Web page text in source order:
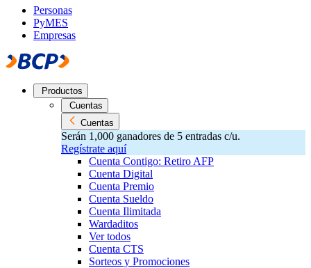
Personas
PyMES
Empresas
Productos
Cuentas
Cuentas
Serán 1,000 ganadores de 5 entradas c/u.
Regístrate aquí
Cuenta Contigo: Retiro AFP
Cuenta Digital
Cuenta Premio
Cuenta Sueldo
Cuenta Ilimitada
Wardaditos
Ver todos
Cuenta CTS
Sorteos y Promociones